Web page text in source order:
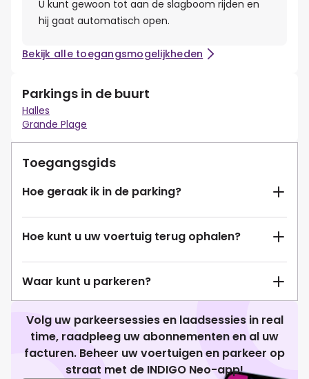
U kunt gewoon tot aan de slagboom rijden en
hij gaat automatisch open.
Bekijk alle toegangsmogelijkheden
Parkings in de buurt
Halles
Grande Plage
Toegangsgids
Hoe geraak ik in de parking?
Hoe kunt u uw voertuig terug ophalen?
Waar kunt u parkeren?
Volg uw parkeersessies en laadsessies in real
time, raadpleeg uw abonnementen en al uw
facturen. Beheer uw voertuigen en parkeer op
straat met de INDIGO Neo-app!